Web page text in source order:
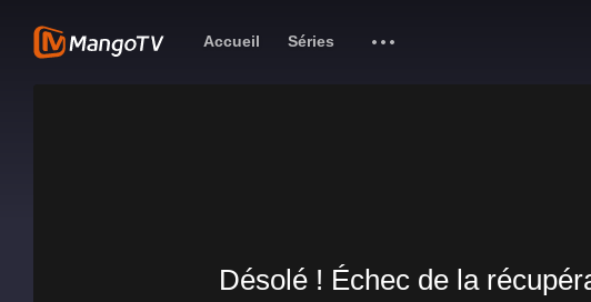
Accueil Séries
Désolé ! Échec de la